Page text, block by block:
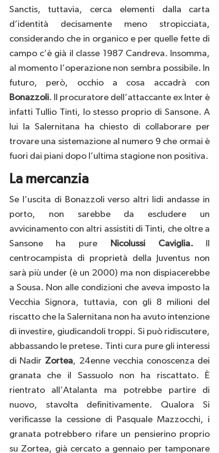
Sanctis, tuttavia, cerca elementi dalla carta
d’identità decisamente meno stropicciata,
considerando che in organico e per quelle fette di
campo c’è già il classe 1987 Candreva. Insomma,
al momento l’operazione non sembra possibile. In
futuro, però, occhio a cosa accadrà con
Bonazzoli. Il procuratore dell’attaccante ex Inter è
infatti Tullio Tinti, lo stesso proprio di Sansone. A
lui la Salernitana ha chiesto di collaborare per
trovare una sistemazione al numero 9 che ormai è
fuori dai piani dopo l’ultima stagione non positiva.
La mercanzia
Se l’uscita di Bonazzoli verso altri lidi andasse in
porto, non sarebbe da escludere un
avvicinamento con altri assistiti di Tinti, che oltre a
Sansone ha pure
Nicolussi Caviglia.Il
centrocampista di proprietà della Juventus non
sarà più under (è un 2000) ma non dispiacerebbe
a Sousa. Non alle condizioni che aveva imposto la
Vecchia Signora, tuttavia, con gli 8 milioni del
riscatto che la Salernitana non ha avuto intenzione
di investire, giudicandoli troppi. Si può ridiscutere,
abbassando le pretese. Tinti cura pure gli interessi
di Nadir Zortea, 24enne vecchia conoscenza dei
granata che il Sassuolo non ha riscattato. È
rientrato all’Atalanta ma potrebbe partire di
nuovo, stavolta definitivamente. Qualora Si
verificasse la cessione di Pasquale Mazzocchi, i
granata potrebbero rifare un pensierino proprio
su Zortea, già cercato a gennaio per tamponare